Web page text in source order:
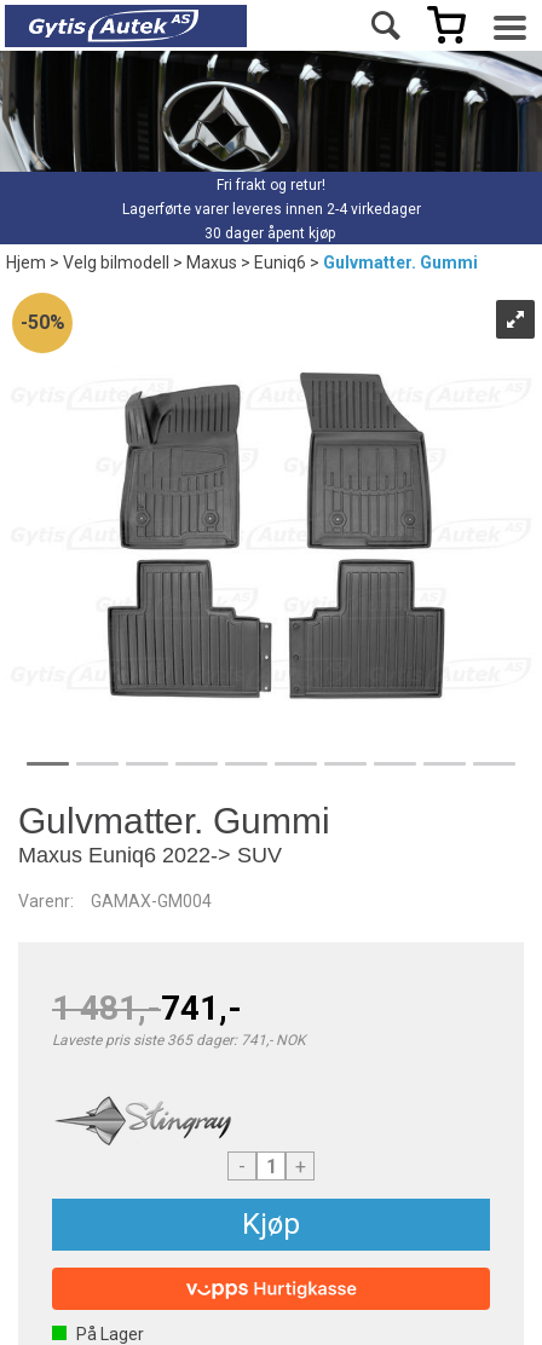
Fri frakt og retur!
Lagerførte varer leveres innen 2-4 virkedager
30 dager åpent kjøp
Hjem>Velg bilmodell >Maxus>Euniq6>Gulvmatter. Gummi
50%
Gulvmatter. Gummi
Maxus Euniq6 2022-> SUV
Varenr: GAMAX-GM004
1 481,-741,-
Laveste pris siste 365 dager: 741,- NOK
- +
Kjøp
På Lager